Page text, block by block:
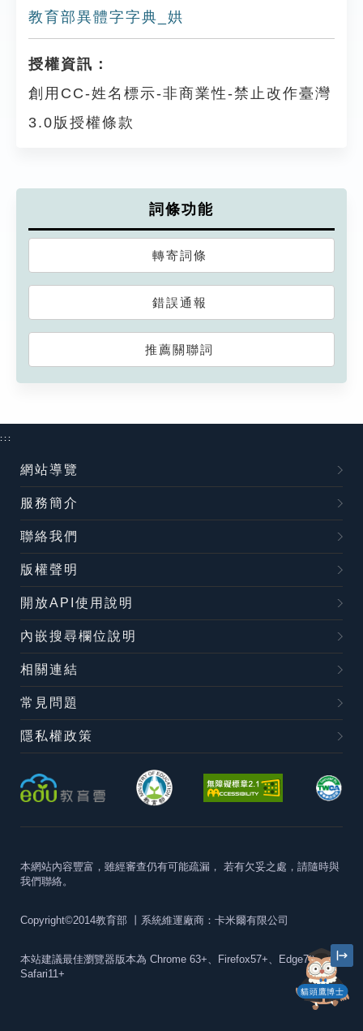
教育部異體字字典_娂
授權資訊：
創用CC-姓名標示-非商業性-禁止改作臺灣
3.0版授權條款
詞條功能
轉寄詞條
錯誤通報
推薦關聯詞
貓頭鷹博士
:::
網站導覽
服務簡介
聯絡我們
版權聲明
開放API使用說明
內嵌搜尋欄位說明
相關連結
常見問題
隱私權政策
本網站內容豐富，雖經審查仍有可能疏漏， 若有欠妥之處，請隨時與
我們聯絡。
Copyright©2014教育部 丨系統維運廠商：卡米爾有限公司
本站建議最佳瀏覽器版本為 Chrome 63+、Firefox57+、Edge79+及
Safari11+